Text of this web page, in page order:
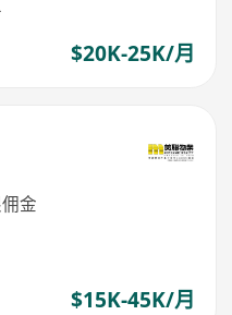
$20K-25K/月
金
$15K-45K/月